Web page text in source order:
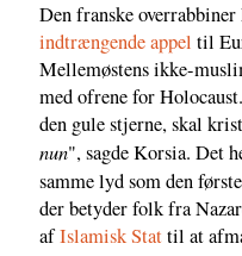
Den franske
indtrængende appel til
Mellemøstens ikke-
med ofrene for
den gule stjerne, skal
nun", sagde Korsia. Det
samme lyd som den
der betyder folk fra
afIslamisk Stattil at